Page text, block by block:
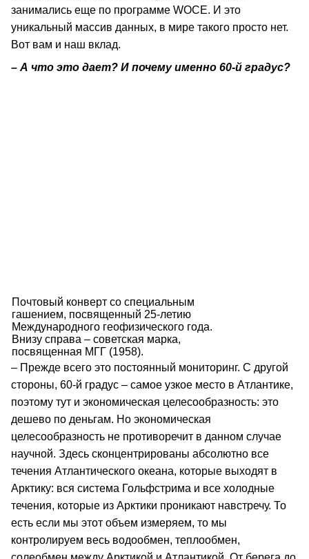
занимались еще по программе WOCE. И это
уникальный массив данных, в мире такого просто нет.
Вот вам и наш вклад.
– А что это дает? И почему именно 60-й градус?
Почтовый конверт со специальным
гашением, посвященный 25-летию
Международного геофизического года.
Внизу справа – советская марка,
посвященная МГГ (1958).
– Прежде всего это постоянный мониторинг. С другой
стороны, 60-й градус – самое узкое место в Атлантике,
поэтому тут и экономическая целесообразность: это
дешево по деньгам. Но экономическая
целесообразность не противоречит в данном случае
научной. Здесь сконцентрированы абсолютно все
течения Атлантического океана, которые выходят в
Арктику: вся система Гольфстрима и все холодные
течения, которые из Арктики проникают навстречу. То
есть если мы этот объем измеряем, то мы
контролируем весь водообмен, теплообмен,